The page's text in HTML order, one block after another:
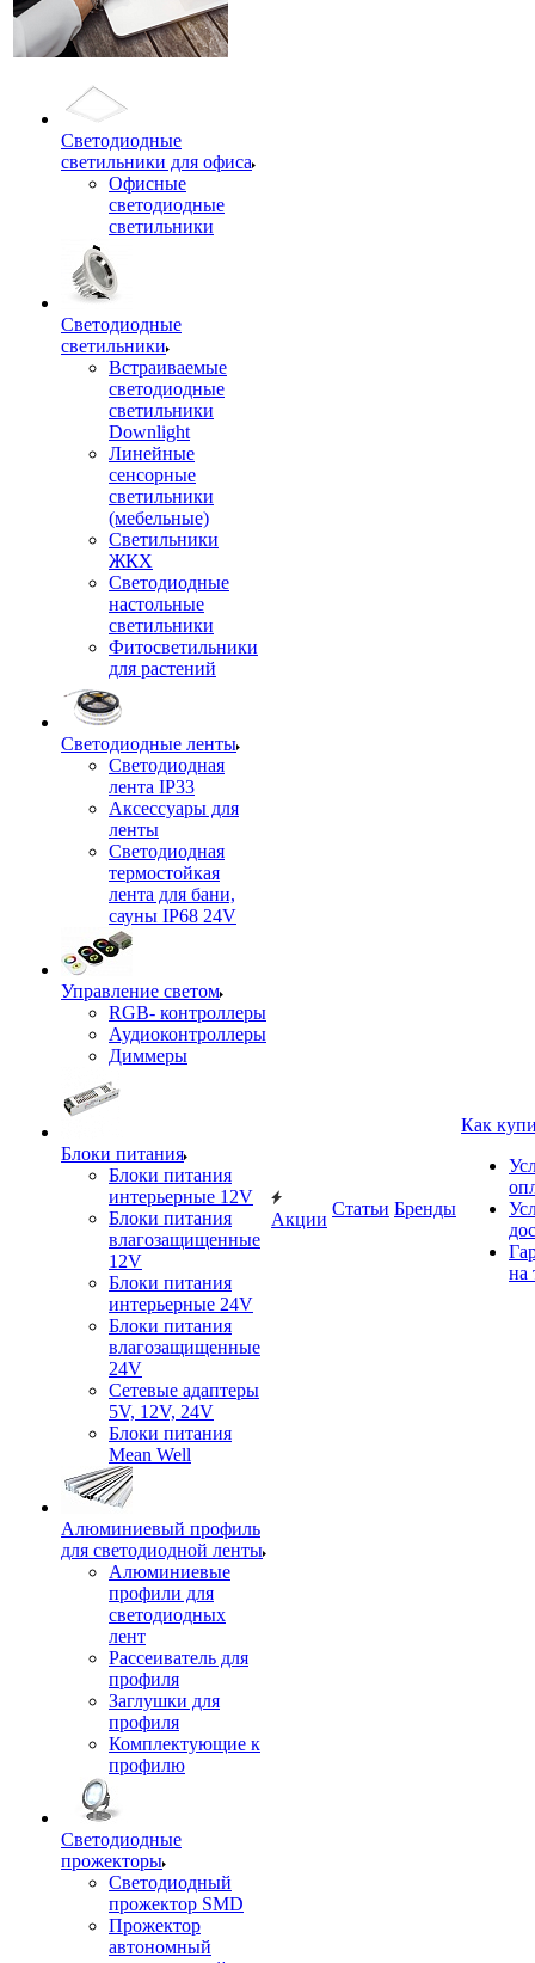
Светодиодные
светильники для офиса
Офисные
светодиодные
светильники
Светодиодные
светильники
Встраиваемые
светодиодные
светильники
Downlight
Линейные
сенсорные
светильники
(мебельные)
Светильники
ЖКХ
Светодиодные
настольные
светильники
Фитосветильники
для растений
Светодиодные ленты
Светодиодная
лента IP33
Аксессуары для
ленты
Светодиодная
термостойкая
лента для бани,
сауны IP68 24V
Управление светом
RGB- контроллеры
Аудиоконтроллеры
Диммеры
Блоки питания
Блоки питания
интерьерные 12V
Блоки питания
влагозащищенные
12V
Блоки питания
интерьерные 24V
Блоки питания
влагозащищенные
24V
Сетевые адаптеры
5V, 12V, 24V
Блоки питания
Mean Well
Алюминиевый профиль
для светодиодной ленты
Алюминиевые
профили для
светодиодных
лент
Рассеиватель для
профиля
Заглушки для
профиля
Комплектующие к
профилю
Светодиодные
прожекторы
Светодиодный
прожектор SMD
Прожектор
автономный
Акции
Статьи Бренды
Как
на